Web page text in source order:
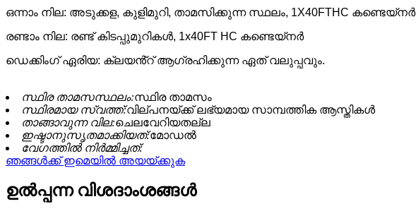
ഒന്നാം നില: അടുക്കള, കുളിമുറി, താമസിക്കുന്ന സ്ഥലം, 1X40FTHC കണ്ടെയ്നർ
രണ്ടാം നില: രണ്ട് കിടപ്പുമുറികൾ, 1x40FT HC കണ്ടെയ്നർ
ഡെക്കിംഗ് ഏരിയ: ക്ലയൻ്റ് ആഗ്രഹിക്കുന്ന ഏത് വലുപ്പവും.
സ്ഥിര താമസസ്ഥലം:സ്ഥിര താമസം
സ്ഥിരമായ സ്വത്ത്:വില്പനയ്ക്ക് ലഭ്യമായ സാമ്പത്തിക ആസ്തികൾ
താങ്ങാവുന്ന വില:ചെലവേറിയതല്ല
ഇഷ്ടാനുസൃതമാക്കിയത്:മോഡൽ
വേഗത്തിൽ നിർമ്മിച്ചത്:
ഞങ്ങൾക്ക് ഇമെയിൽ അയയ്ക്കുക
ഉൽപ്പന്ന വിശദാംശങ്ങൾ